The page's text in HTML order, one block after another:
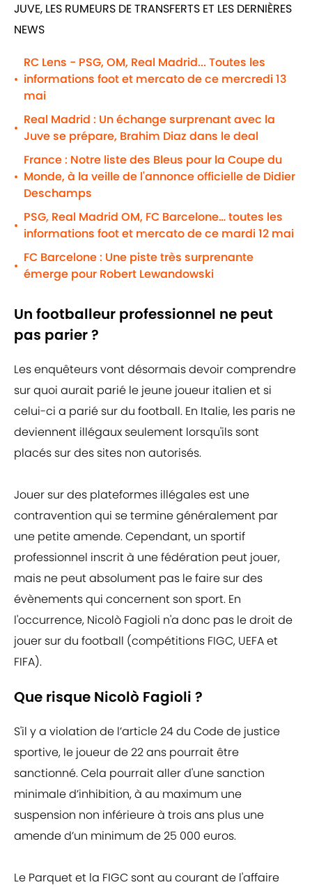
JUVE, LES RUMEURS DE TRANSFERTS ET LES DERNIÈRES
NEWS
•
RC Lens - PSG, OM, Real Madrid... Toutes les
informations foot et mercato de ce mercredi 13
mai
•
Real Madrid : Un échange surprenant avec la
Juve se prépare, Brahim Diaz dans le deal
•
France : Notre liste des Bleus pour la Coupe du
Monde, à la veille de l'annonce officielle de Didier
Deschamps
•
PSG, Real Madrid OM, FC Barcelone… toutes les
informations foot et mercato de ce mardi 12 mai
•
FC Barcelone : Une piste très surprenante
émerge pour Robert Lewandowski
Un footballeur professionnel ne peut
pas parier ?
Les enquêteurs vont désormais devoir comprendre
sur quoi aurait parié le jeune joueur italien et si
celui-ci a parié sur du football. En Italie, les paris ne
deviennent illégaux seulement lorsqu'ils sont
placés sur des sites non autorisés.
Jouer sur des plateformes illégales est une
contravention qui se termine généralement par
une petite amende. Cependant, un sportif
professionnel inscrit à une fédération peut jouer,
mais ne peut absolument pas le faire sur des
évènements qui concernent son sport. En
l'occurrence, Nicolò Fagioli n'a donc pas le droit de
jouer sur du football (compétitions FIGC, UEFA et
FIFA).
Que risque Nicolò Fagioli ?
S'il y a violation de l’article 24 du Code de justice
sportive, le joueur de 22 ans pourrait être
sanctionné. Cela pourrait aller d'une sanction
minimale d’inhibition, à au maximum une
suspension non inférieure à trois ans plus une
amende d’un minimum de 25 000 euros.
Le Parquet et la FIGC sont au courant de l'affaire